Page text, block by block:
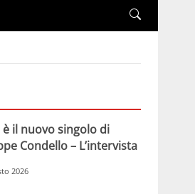
è il nuovo singolo di
Condello – L’intervista
2026